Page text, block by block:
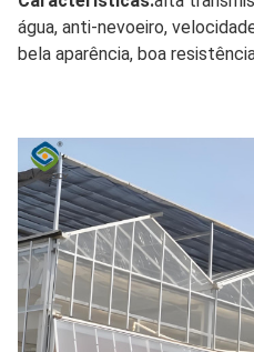
água, anti-nevoeiro,
bela aparência, boa